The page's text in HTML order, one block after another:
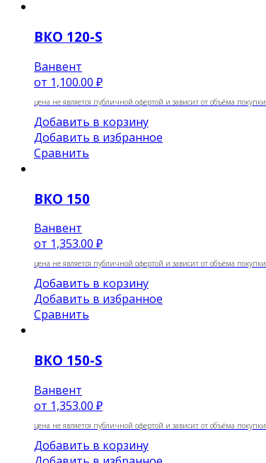
ВКО 120-S
Ванвент
от 1,100.00 ₽
цена не является публичной офертой и зависит от объёма покупки
Добавить в корзину
Добавить в избранное
Сравнить
ВКО 150
Ванвент
от 1,353.00 ₽
цена не является публичной офертой и зависит от объёма покупки
Добавить в корзину
Добавить в избранное
Сравнить
ВКО 150-S
Ванвент
от 1,353.00 ₽
цена не является публичной офертой и зависит от объёма покупки
Добавить в корзину